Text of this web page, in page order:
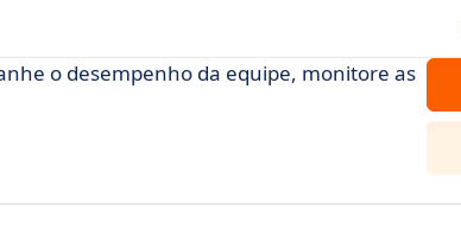
o desempenho da equipe, monitore as